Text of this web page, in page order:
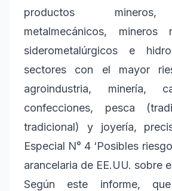
productos mineros,
metalmecánicos, mineros
siderometalúrgicos e
sectores con el mayor
agroindustria, minería,
confecciones, pesca
tradicional) y joyería,
Especial N° 4 ‘Posibles
arancelaria de EE.UU. sobre el
Según este informe,